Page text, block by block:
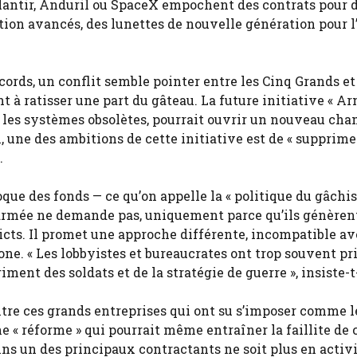
Anduril ou SpaceX empochent des contrats pour
avancés, des lunettes de nouvelle génération pour
un conflit semble pointer entre les Cinq Grands et
à ratisser une part du gâteau. La future initiative «
systèmes obsolètes, pourrait ouvrir un nouveau
une des ambitions de cette initiative est de «
des fonds — ce qu’on appelle la « politique du
ne demande pas, uniquement parce qu’ils
Il promet une approche différente, incompatible
« Les lobbyistes et bureaucrates ont trop souvent
des soldats et de la stratégie de guerre », insiste-
ces grands entreprises qui ont su s’imposer comme
« réforme » qui pourrait même entraîner la faillite de
un des principaux contractants ne soit plus en